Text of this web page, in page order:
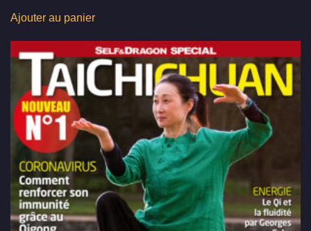
Ajouter au panier